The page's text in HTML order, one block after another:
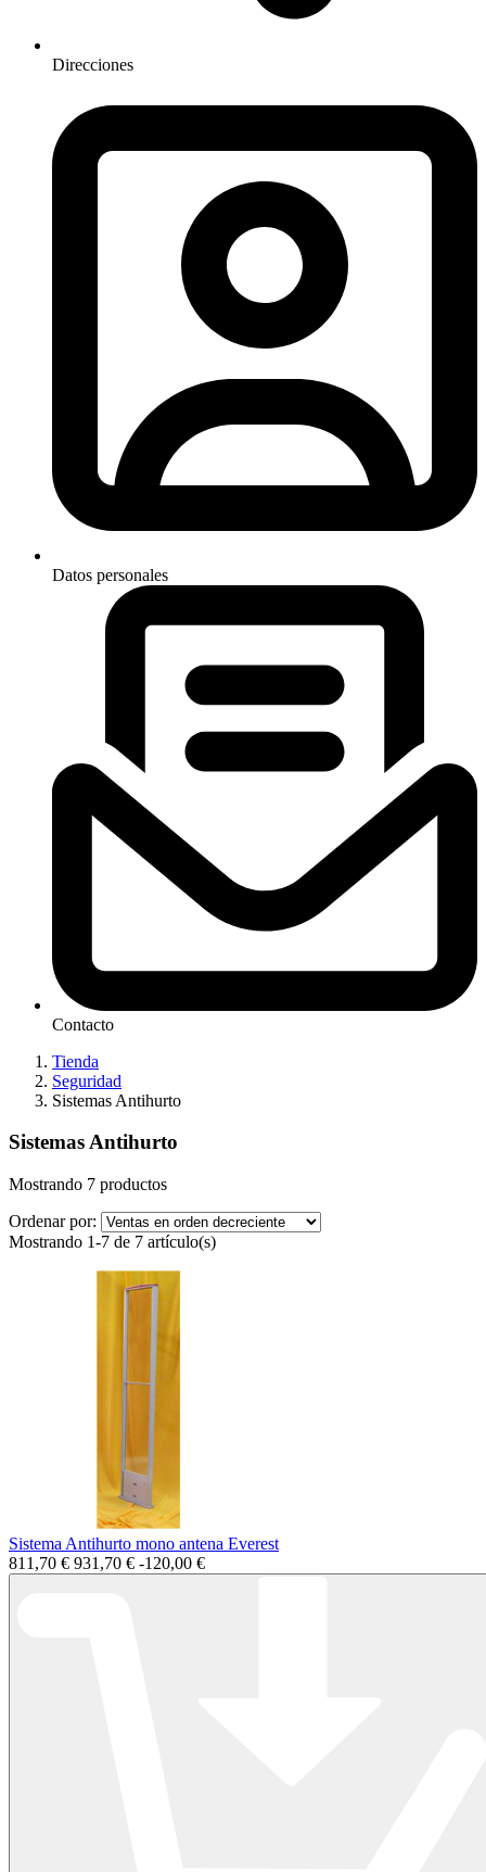
Direcciones
Datos personales
Contacto
Tienda
Seguridad
Sistemas Antihurto
Sistemas Antihurto
Mostrando 7 productos
Ordenar por:
Mostrando 1-7 de 7 artículo(s)
Sistema Antihurto mono antena Everest
811,70 € 931,70 € -120,00 €